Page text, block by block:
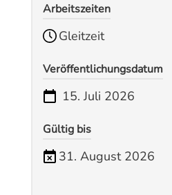
Arbeitszeiten
Gleitzeit
Veröffentlichungsdatum
15. Juli 2026
Gültig bis
31. August 2026